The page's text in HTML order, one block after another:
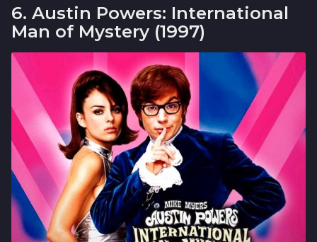
6. Austin Powers: International
Man of Mystery (1997)